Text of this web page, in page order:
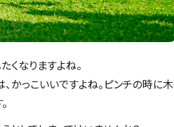
くなりますよね。
かっこいいですよね。ピンチの時に木